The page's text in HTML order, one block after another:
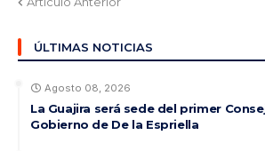
ÚLTIMAS NOTICIAS
Agosto 08, 2026
La Guajira será sede del primer
Gobierno de De la Espriella